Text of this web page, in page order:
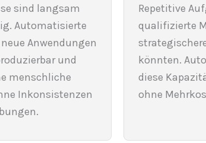
sind langsam
Automatisierte
Anwendungen
und
menschliche
Inkonsistenzen
Repetitive
qualifizierte
könnten.
diese
ohne